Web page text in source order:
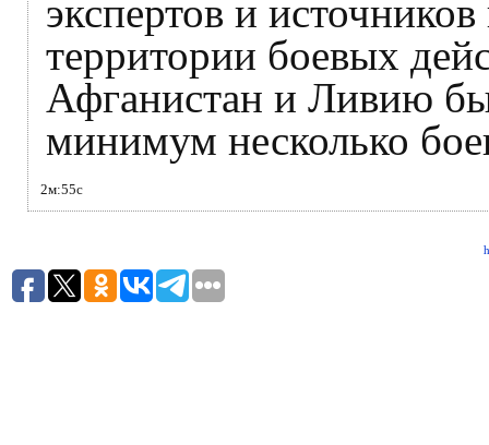
экспертов и
территории боевых
Афганистан и Ливию
минимум несколько
2м:55с